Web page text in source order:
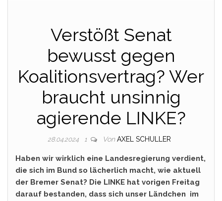
Verstößt Senat
bewusst gegen
Koalitionsvertrag? Wer
braucht unsinnig
agierende LINKE?
28.04.2024 1 Von AXEL SCHULLER
Haben wir wirklich eine Landesregierung verdient,
die sich im Bund so lächerlich macht, wie aktuell
der Bremer Senat? Die LINKE hat vorigen Freitag
darauf bestanden, dass sich unser Ländchen im